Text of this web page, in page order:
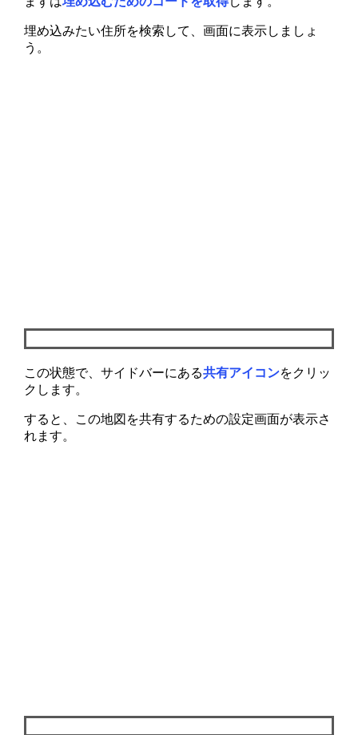
埋め込みたい住所を検索して、画面に表示しましょ
う。
この状態で、サイドバーにある共有アイコンをクリッ
クします。
すると、この地図を共有するための設定画面が表示さ
れます。